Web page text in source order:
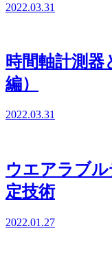
2022.03.31
時間軸計測器
編）
2022.03.31
ウエアラブ
定技術
2022.01.27